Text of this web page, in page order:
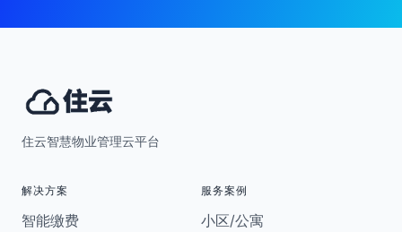
住云智慧物业管理云平台
解决方案
智能缴费
服务案例
小区/公寓